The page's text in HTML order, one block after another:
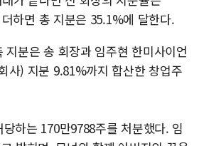
하면 총 지분은 35.1%에 달한다.
분은 송 회장과 임주현 한미사이언
사) 지분 9.81%까지 합산한 창업주
하는 170만9788주를 처분했다. 임